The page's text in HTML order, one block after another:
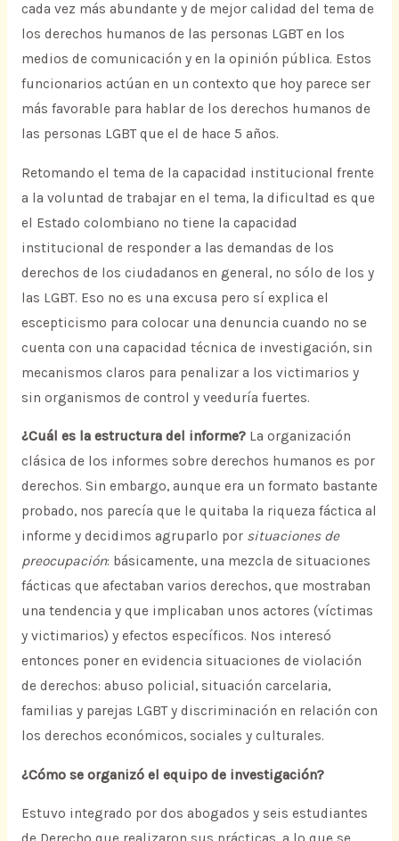
cada vez más abundante y de mejor calidad del tema de
los derechos humanos de las personas LGBT en los
medios de comunicación y en la opinión pública. Estos
funcionarios actúan en un contexto que hoy parece ser
más favorable para hablar de los derechos humanos de
las personas LGBT que el de hace 5 años.
Retomando el tema de la capacidad institucional frente
a la voluntad de trabajar en el tema, la dificultad es que
el Estado colombiano no tiene la capacidad
institucional de responder a las demandas de los
derechos de los ciudadanos en general, no sólo de los y
las LGBT. Eso no es una excusa pero sí explica el
escepticismo para colocar una denuncia cuando no se
cuenta con una capacidad técnica de investigación, sin
mecanismos claros para penalizar a los victimarios y
sin organismos de control y veeduría fuertes.
¿Cuál es la estructura del informe?La organización
clásica de los informes sobre derechos humanos es por
derechos. Sin embargo, aunque era un formato bastante
probado, nos parecía que le quitaba la riqueza fáctica al
informe y decidimos agruparlo por situaciones de
preocupación: básicamente, una mezcla de situaciones
fácticas que afectaban varios derechos, que mostraban
una tendencia y que implicaban unos actores (víctimas
y victimarios) y efectos específicos. Nos interesó
entonces poner en evidencia situaciones de violación
de derechos: abuso policial, situación carcelaria,
familias y parejas LGBT y discriminación en relación con
los derechos económicos, sociales y culturales.
¿Cómo se organizó el equipo de investigación?
Estuvo integrado por dos abogados y seis estudiantes